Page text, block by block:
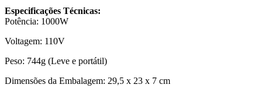
Especificações Técnicas:
Potência: 1000W
Voltagem: 110V
Peso: 744g (Leve e portátil)
Dimensões da Embalagem: 29,5 x 23 x 7 cm